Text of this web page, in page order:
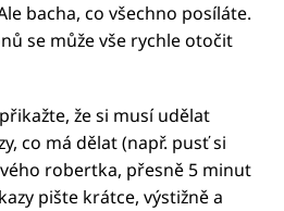
bacha, co všechno posíláte.
se může vše rychle otočit
že si musí udělat
co má dělat (např. pusť si
robertka, přesně 5 minut
pište krátce, výstižně a